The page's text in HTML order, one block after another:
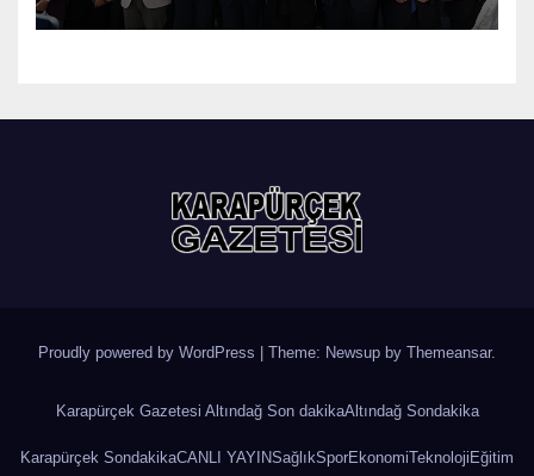
Proudly powered by WordPress Theme: Newsup by Themeansar.
Karapürçek Gazetesi Altındağ Son dakikaAltındağ Sondakika
Karapürçek SondakikaCANLI YAYINSağlıkSporEkonomiTeknolojiEğitim